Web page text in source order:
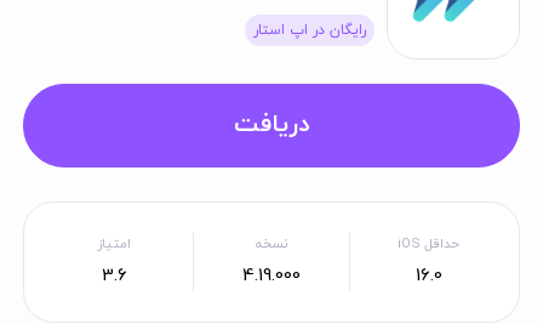
رایگان در اپ استار
دریافت
حداقل iOS
16.0
نسخه
4.19.000
امتیاز
3.6